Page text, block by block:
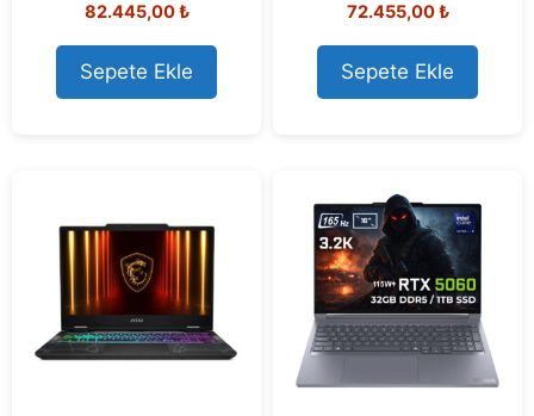
o
t
o
f
5
82.445,00₺
Sepete Ekle
o
t
o
f
5
72.455,00₺
Sepete Ekle